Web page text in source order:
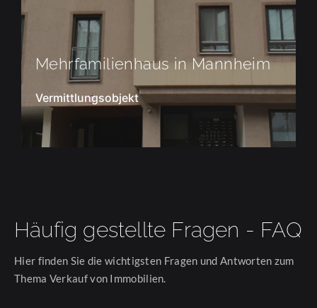
in Mannheim
Von Like Home
Häufig gestellte Fragen - FAQ
Hier finden Sie die wichtigsten Fragen und Antworten zum
Thema Verkauf von Immobilien.